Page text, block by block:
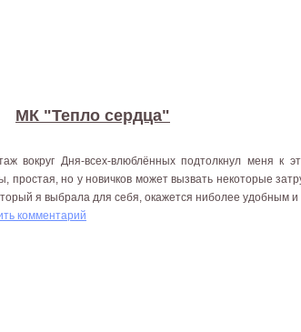
МК "Тепло сердца"
вокруг Дня-всех-влюблённых подтолкнул меня к
простая, но у новичков может вызвать некоторые
я выбрала для себя, окажется ниболее удобным
комментарий